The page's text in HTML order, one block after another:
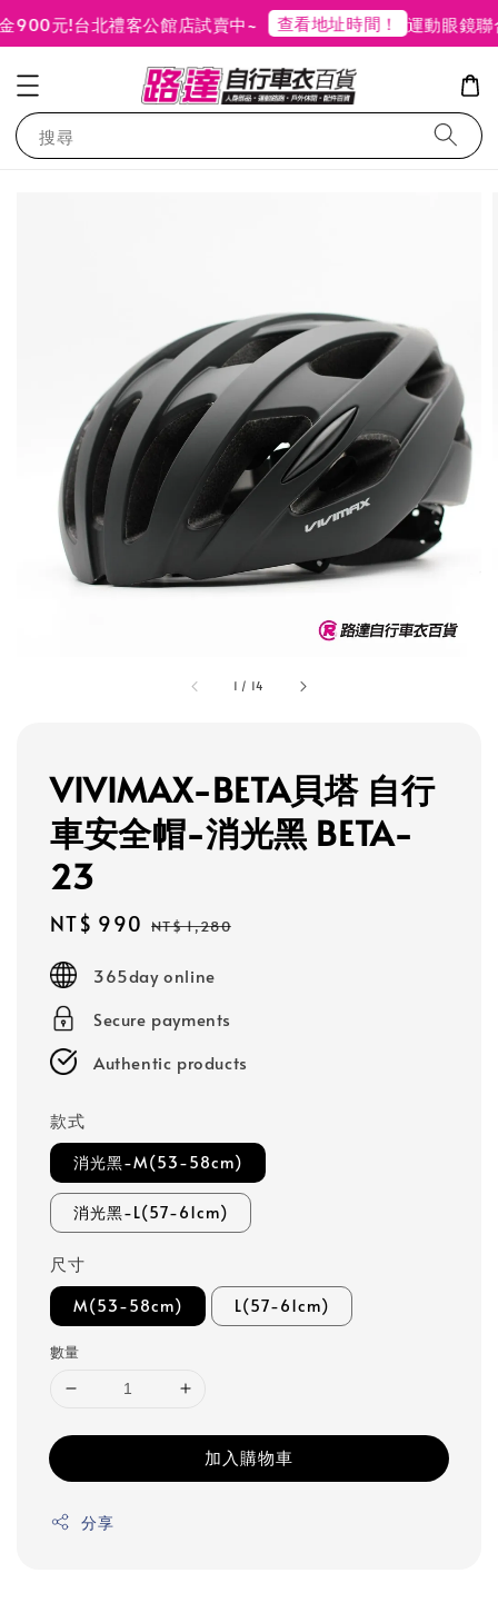
900元!台北禮客公館店試賣中~ 查看地址時間！ 運動眼鏡聯
搜尋
1 / 14
VIVIMAX-BETA貝塔 自行
車安全帽-消光黑 BETA-
23
Sale
NT$ 990 Regular
NT$ 1,280
365day online
Secure payments
Authentic products
款式
消光黑-M(53-58cm)
消光黑-L(57-61cm)
尺寸
M(53-58cm) L(57-61cm)
數量
加入購物車
分享